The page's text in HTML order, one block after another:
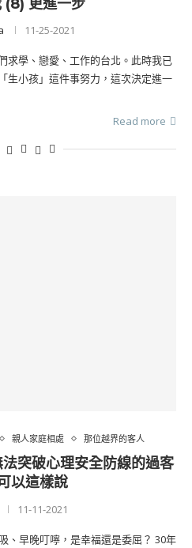
(8) 更進一步
11-25-2021
求學、戀愛、工作的台北。此時我已
生小孩」這件事努力，這次決定進一
Read more
親人家庭相處 那位越界的客人
突破心理安全防線的過客
以這樣說
11-11-2021
、早晚叮嚀，是幸福還是委屈？ 30年